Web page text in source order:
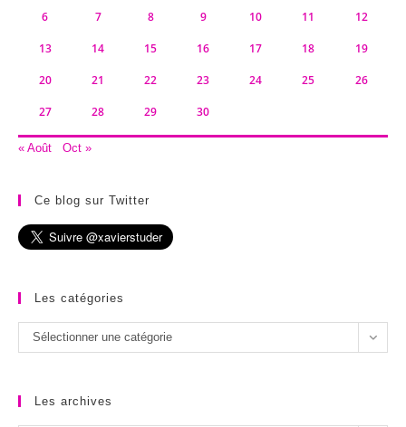
6 7 8 9 10 11 12
13 14 15 16 17 18 19
20 21 22 23 24 25 26
27 28 29 30
« Août Oct »
Ce blog sur Twitter
Les catégories
Les
catégories
Sélectionner une catégorie
Les archives